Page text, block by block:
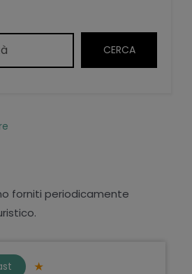
forniti periodicamente